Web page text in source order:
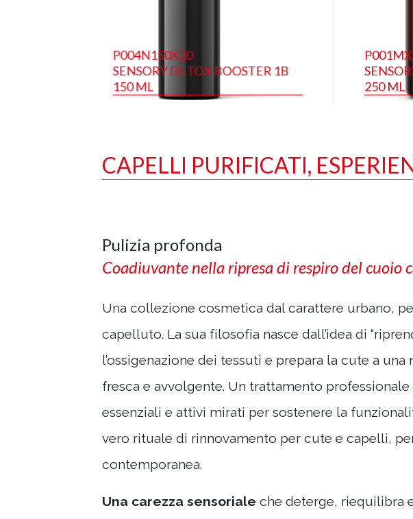
P004N150X20
SENSORY DETOX BOOSTER 1B
150 ML
250 ML
CAPELLI PURIFICATI,
Pulizia profonda
Coadiuvante nella ripresa di respiro del cuoio
Una collezione cosmetica dal carattere urbano,
capelluto. La sua filosofia nasce dall’idea di
l’ossigenazione dei tessuti e prepara la cute a
fresca e avvolgente. Un trattamento
essenziali e attivi mirati per sostenere la
vero rituale di rinnovamento per cute e capelli,
contemporanea.
Una carezza sensoriale che deterge, riequilibra